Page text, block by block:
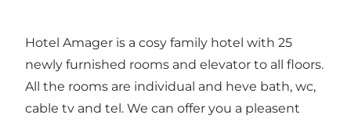
Hotel Amager is a cosy family hotel with 25
newly furnished rooms and elevator to all floors.
All the rooms are individual and heve bath, wc,
cable tv and tel. We can offer you a pleasent